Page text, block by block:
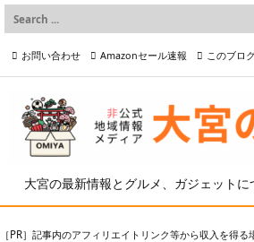
大宮の最新情報とグルメ、ガジェット
お問い合わせ Amazonセール速報 このブロ
プライバシーポリシー等
［PR］記事内のアフィリエイトリンク等から収入を得る